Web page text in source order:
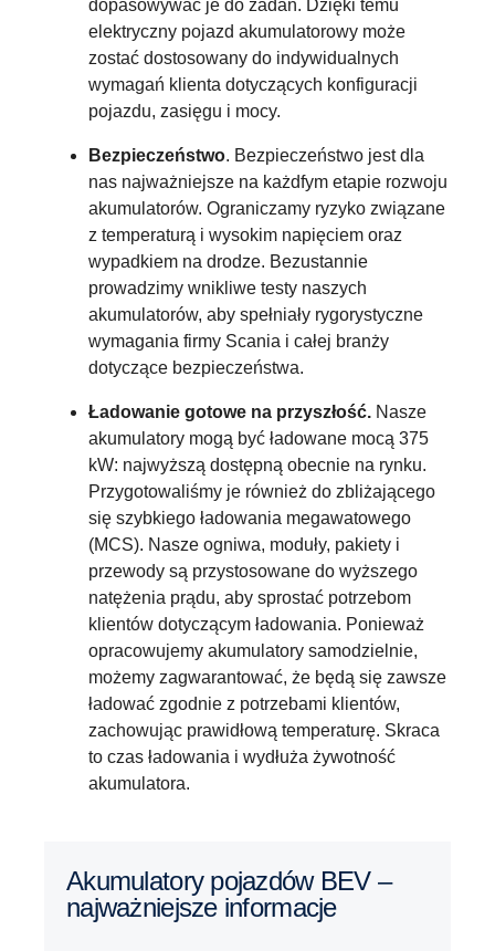
dopasowywać je do zadań. Dzięki temu
elektryczny pojazd akumulatorowy może
zostać dostosowany do indywidualnych
wymagań klienta dotyczących konfiguracji
pojazdu, zasięgu i mocy.
Bezpieczeństwo. Bezpieczeństwo jest dla
nas najważniejsze na każdfym etapie rozwoju
akumulatorów. Ograniczamy ryzyko związane
z temperaturą i wysokim napięciem oraz
wypadkiem na drodze. Bezustannie
prowadzimy wnikliwe testy naszych
akumulatorów, aby spełniały rygorystyczne
wymagania firmy Scania i całej branży
dotyczące bezpieczeństwa.
Ładowanie gotowe na przyszłość. Nasze
akumulatory mogą być ładowane mocą 375
kW: najwyższą dostępną obecnie na rynku.
Przygotowaliśmy je również do zbliżającego
się szybkiego ładowania megawatowego
(MCS). Nasze ogniwa, moduły, pakiety i
przewody są przystosowane do wyższego
natężenia prądu, aby sprostać potrzebom
klientów dotyczącym ładowania. Ponieważ
opracowujemy akumulatory samodzielnie,
możemy zagwarantować, że będą się zawsze
ładować zgodnie z potrzebami klientów,
zachowując prawidłową temperaturę. Skraca
to czas ładowania i wydłuża żywotność
akumulatora.
Akumulatory pojazdów BEV –
najważniejsze informacje